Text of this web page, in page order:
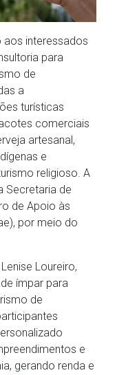
aos interessados
para
de
a
turísticas
comerciais
artesanal,
e
religioso. A
Secretaria de
de Apoio às
por meio do
Loureiro,
ímpar para
de
e
gerando renda e